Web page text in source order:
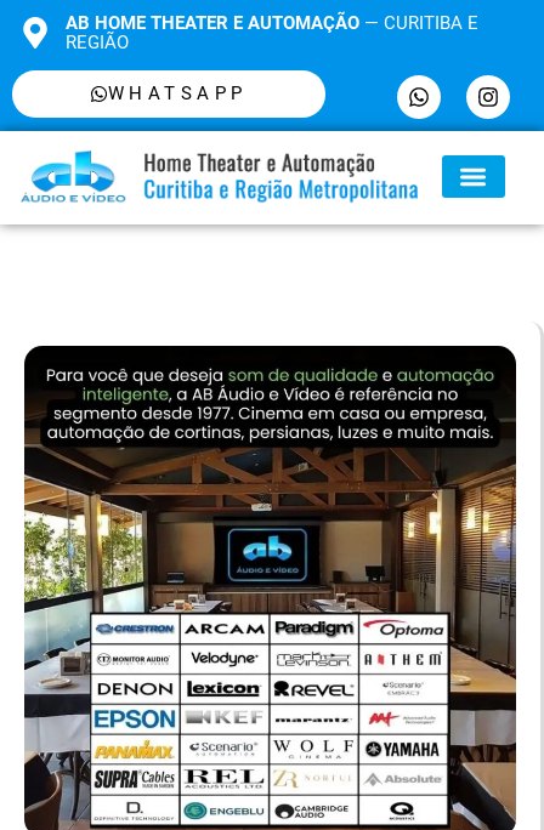
AB HOME THEATER E AUTOMAÇÃO— CURITIBA E
REGIÃO
WHATSAPP